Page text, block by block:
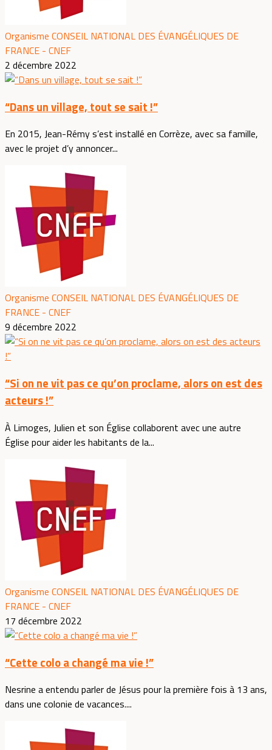
Organisme CONSEIL NATIONAL DES ÉVANGÉLIQUES DE
FRANCE - CNEF
2 décembre 2022
“Dans un village, tout se sait !”
En 2015, Jean-Rémy s’est installé en Corrèze, avec sa famille,
avec le projet d’y annoncer...
Organisme CONSEIL NATIONAL DES ÉVANGÉLIQUES DE
FRANCE - CNEF
9 décembre 2022
“Si on ne vit pas ce qu’on proclame, alors on est des
acteurs !”
À Limoges, Julien et son Église collaborent avec une autre
Église pour aider les habitants de la...
Organisme CONSEIL NATIONAL DES ÉVANGÉLIQUES DE
FRANCE - CNEF
17 décembre 2022
“Cette colo a changé ma vie !”
Nesrine a entendu parler de Jésus pour la première fois à 13 ans,
dans une colonie de vacances....